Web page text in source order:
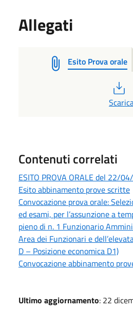
Allegati
Esito Prova orale
Contenuti correlati
ESITO PROVA ORALE del 22/
Esito abbinamento prove scritte
Convocazione prova orale:
ed esami, per l’assunzione a
pieno di n. 1 Funzionario
Area dei Funzionari e
D – Posizione economica D1)
Convocazione abbinamento
Ultimo aggiornamento: 22